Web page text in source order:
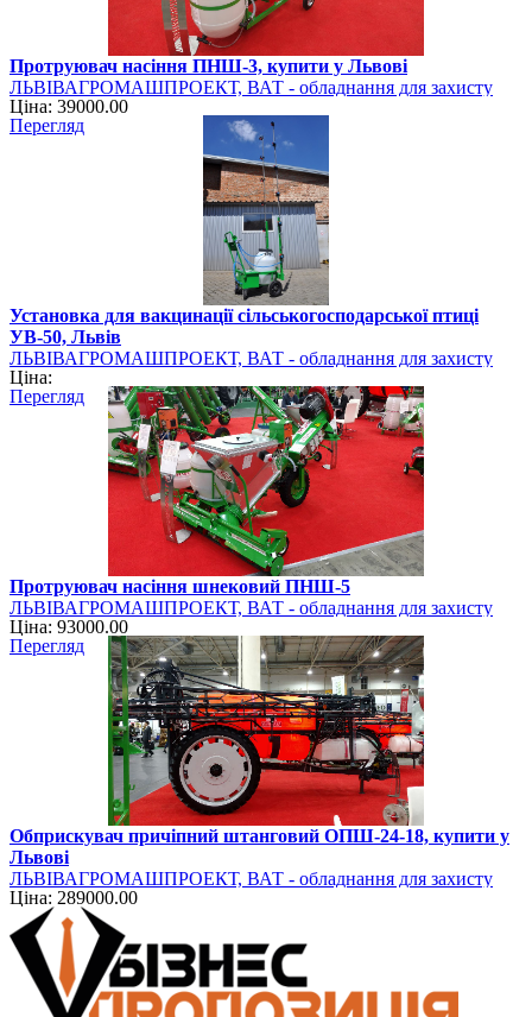
Протруювач насіння ПНШ-3, купити у Львові
ЛЬВІВАГРОМАШПРОЕКТ, ВАТ - обладнання для захисту
рослин
Ціна: 39000.00
Перегляд
Установка для вакцинації сільськогосподарської птиці
УВ-50, Львів
ЛЬВІВАГРОМАШПРОЕКТ, ВАТ - обладнання для захисту
рослин
Ціна:
Перегляд
Протруювач насіння шнековий ПНШ-5
ЛЬВІВАГРОМАШПРОЕКТ, ВАТ - обладнання для захисту
рослин
Ціна: 93000.00
Перегляд
Обприскувач причіпний штанговий ОПШ-24-18, купити у
Львові
ЛЬВІВАГРОМАШПРОЕКТ, ВАТ - обладнання для захисту
рослин
Ціна: 289000.00